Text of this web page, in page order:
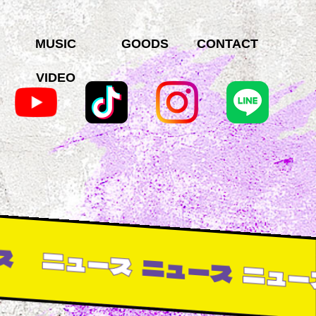
MUSIC
VIDEO
GOODS CONTACT
ニュース ニュース ニュース